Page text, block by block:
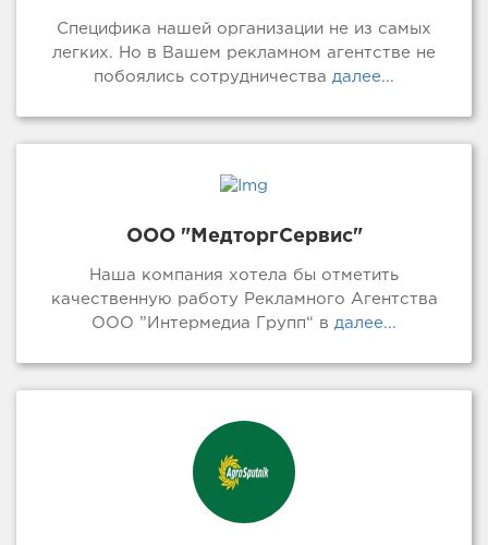
Специфика нашей организации не из самых
легких. Но в Вашем рекламном агентстве не
побоялись сотрудничества далее...
ООО "МедторгСервис"
Наша компания хотела бы отметить
качественную работу Рекламного Агентства
ООО ”Интермедиа Групп“ в далее...